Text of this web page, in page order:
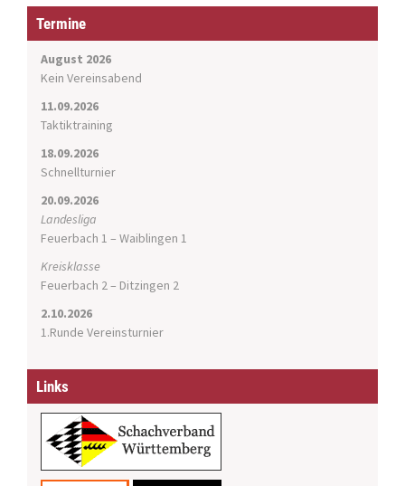
i
Termine
August 2026
Kein Vereinsabend
11.09.2026
Taktiktraining
18.09.2026
Schnellturnier
20.09.2026
Landesliga
Feuerbach 1 – Waiblingen 1
Kreisklasse
Feuerbach 2 – Ditzingen 2
2.10.2026
1.Runde Vereinsturnier
Links